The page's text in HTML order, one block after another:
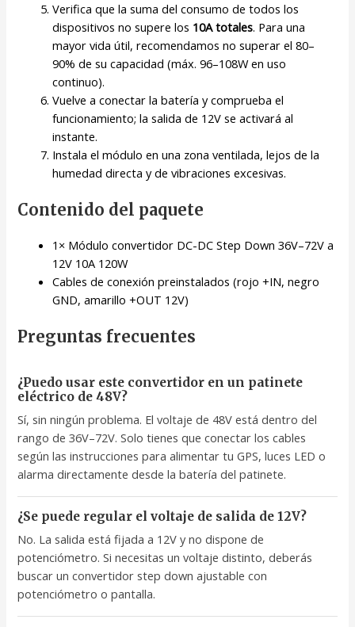
Verifica que la suma del consumo de todos los
dispositivos no supere los 10A totales. Para una
mayor vida útil, recomendamos no superar el 80–
90% de su capacidad (máx. 96–108W en uso
continuo).
Vuelve a conectar la batería y comprueba el
funcionamiento; la salida de 12V se activará al
instante.
Instala el módulo en una zona ventilada, lejos de la
humedad directa y de vibraciones excesivas.
Contenido del paquete
1× Módulo convertidor DC-DC Step Down 36V–72V a
12V 10A 120W
Cables de conexión preinstalados (rojo +IN, negro
GND, amarillo +OUT 12V)
Preguntas frecuentes
¿Puedo usar este convertidor en un patinete
eléctrico de 48V?
Sí, sin ningún problema. El voltaje de 48V está dentro del
rango de 36V–72V. Solo tienes que conectar los cables
según las instrucciones para alimentar tu GPS, luces LED o
alarma directamente desde la batería del patinete.
¿Se puede regular el voltaje de salida de 12V?
No. La salida está fijada a 12V y no dispone de
potenciómetro. Si necesitas un voltaje distinto, deberás
buscar un convertidor step down ajustable con
potenciómetro o pantalla.